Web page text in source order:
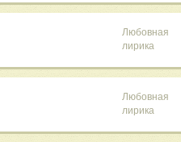
Любовная
лирика
Любовная
лирика